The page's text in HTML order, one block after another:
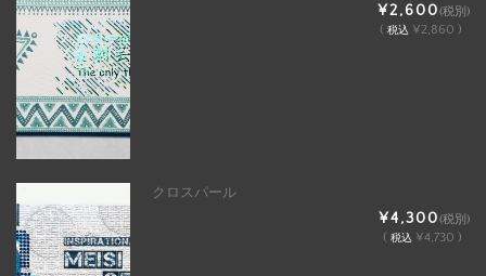
¥2,600(税別)
( 税込 ¥2,860 )
クロスパール
¥4,300(税別)
( 税込 ¥4,730 )